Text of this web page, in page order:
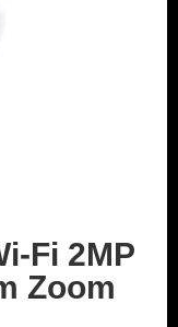
Fi 2MP
Zoom